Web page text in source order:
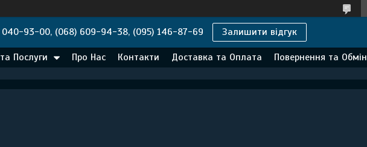
040-93-00, (068) 609-94-38, (095) 146-87-69 Залишити відгук
Послуги Про Нас Контакти Доставка та Оплата Повернення та Обмін